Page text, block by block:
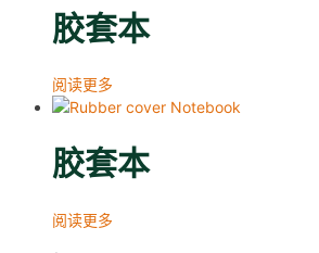
胶套本
阅读更多
胶套本
阅读更多